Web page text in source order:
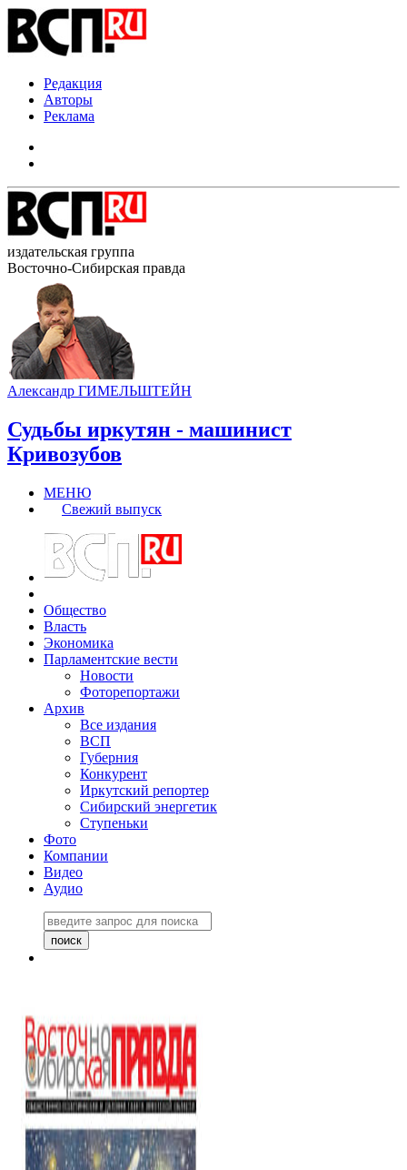
Редакция
Авторы
Реклама
издательская группа
Восточно-Сибирская правда
Александр ГИМЕЛЬШТЕЙН
Судьбы иркутян - машинист
Кривозубов
МЕНЮ
Свежий выпуск
Общество
Власть
Экономика
Парламентские вести
Новости
Фоторепортажи
Архив
Все издания
ВСП
Губерния
Конкурент
Иркутский репортер
Сибирский энергетик
Ступеньки
Фото
Компании
Видео
Аудио